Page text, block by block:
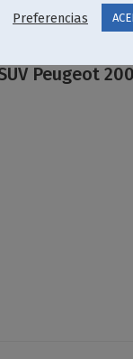
Peugeot
Preferencias